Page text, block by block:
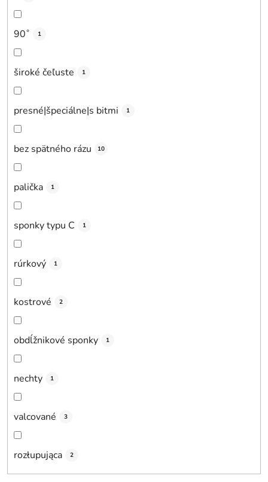
90˚ 1
široké čeľuste 1
presné|špeciálne|s bitmi 1
bez spätného rázu 10
palička 1
sponky typu C 1
rúrkový 1
kostrové 2
obdĺžnikové sponky 1
nechty 1
valcované 3
rozłupująca 2